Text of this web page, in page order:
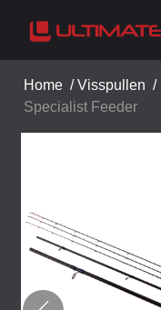
Home /Visspullen /
Specialist Feeder